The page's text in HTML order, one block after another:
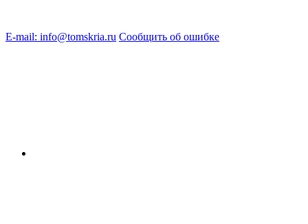
E-mail: info@tomskria.ru Сообщить об ошибке